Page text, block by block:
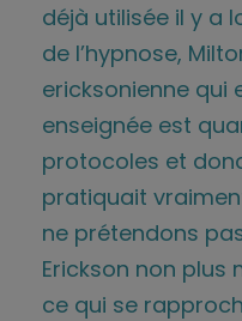
déjà utilisée il y a
de l’hypnose,
ericksonienne qui
enseignée est
protocoles et
pratiquait
ne prétendons
Erickson non plus
ce qui se